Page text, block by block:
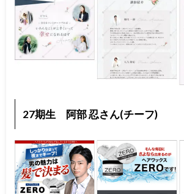
27期生 阿部 忍さん(チーフ)